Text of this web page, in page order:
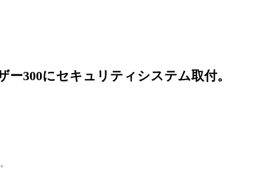
300にセキュリティシステム取付。